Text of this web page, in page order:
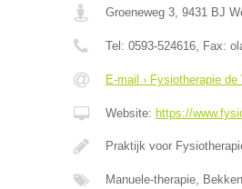
Groeneweg 3, 9431 BJ
Tel: 0593-524616, Fax:
E-mail › Fysiotherapie de
Website: https://
Praktijk voor
Manuele-therapie,